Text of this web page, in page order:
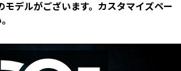
デルがございます。カスタマイズペー